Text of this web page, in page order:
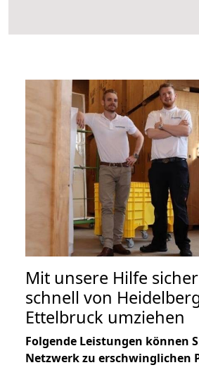
Mit unsere Hilfe
schnell von
Ettelbruck umziehen
Folgende Leistungen können
Netzwerk zu erschwinglichen